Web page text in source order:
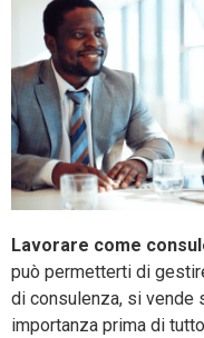
Lavorare come
può permetterti di
di consulenza, si vende
importanza prima di